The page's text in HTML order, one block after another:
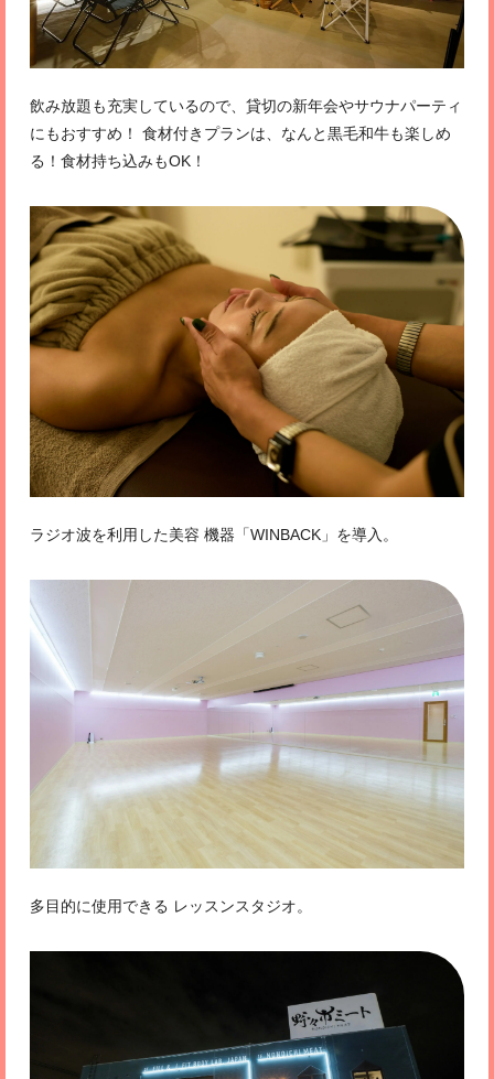
飲み放題も充実しているので、貸切の新年会やサウナパーティ
にもおすすめ！ 食材付きプランは、なんと黒毛和牛も楽しめ
る！食材持ち込みもOK！
ラジオ波を利用した美容 機器「WINBACK」を導入。
多目的に使用できる レッスンスタジオ。